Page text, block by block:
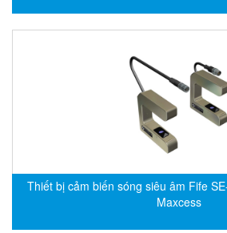
Flow Force/ Super Green Power-Tech
Floweserve/PMV
Flowline
Thiết bị cảm biến sóng siêu âm Fife
Maxcess